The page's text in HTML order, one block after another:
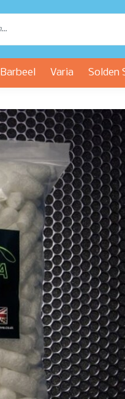
Barbeel Varia Solden